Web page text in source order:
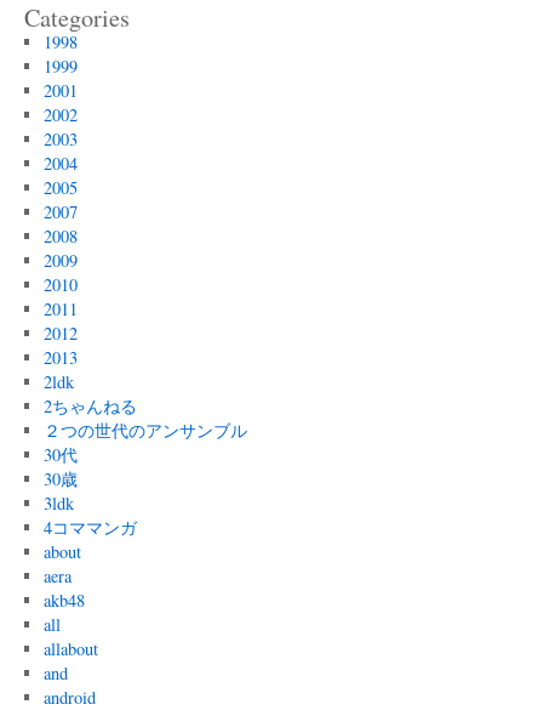
Categories
1998
1999
2001
2002
2003
2004
2005
2007
2008
2009
2010
2011
2012
2013
2ldk
2ちゃんねる
２つの世代のアンサンブル
30代
30歳
3ldk
4コママンガ
about
aera
akb48
all
allabout
and
android